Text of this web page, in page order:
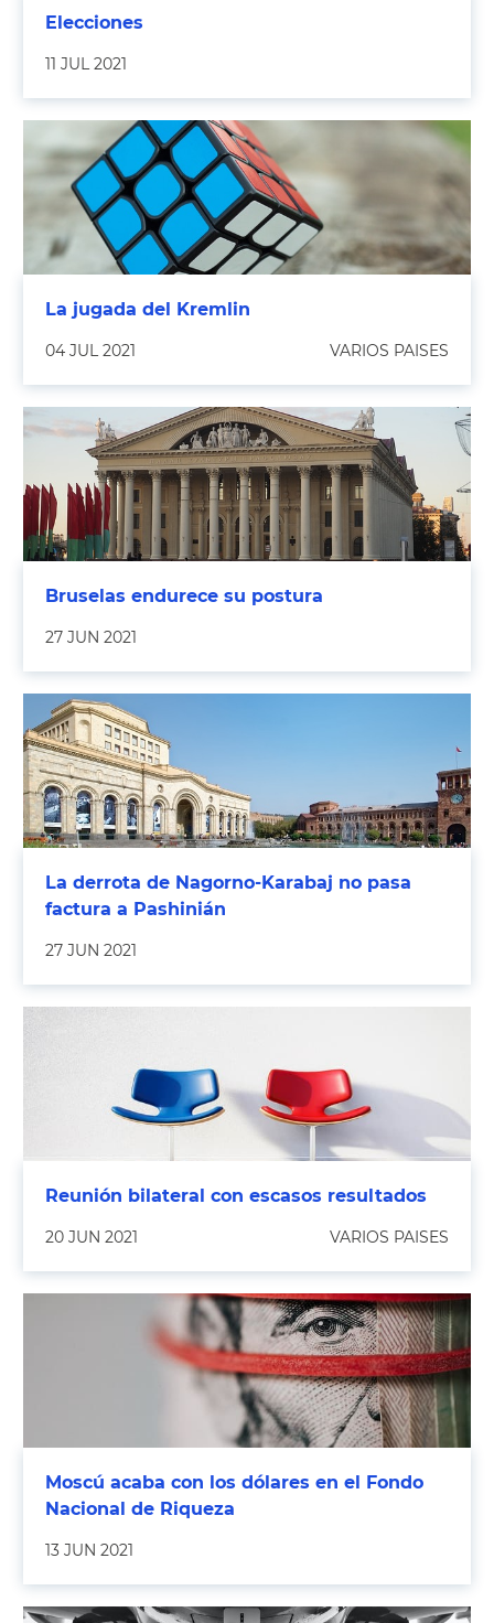
Elecciones
11 JUL 2021
La jugada del Kremlin
04 JUL 2021 VARIOS PAISES
Bruselas endurece su postura
27 JUN 2021
La derrota de Nagorno-Karabaj no pasa
factura a Pashinián
27 JUN 2021
Reunión bilateral con escasos resultados
20 JUN 2021 VARIOS PAISES
Moscú acaba con los dólares en el Fondo
Nacional de Riqueza
13 JUN 2021